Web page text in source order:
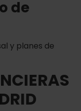
de
y planes de